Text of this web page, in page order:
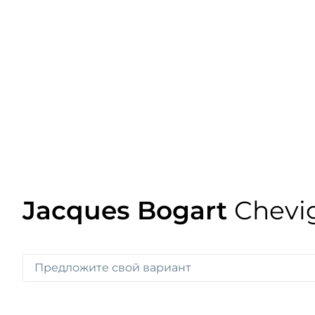
Jacques Bogart